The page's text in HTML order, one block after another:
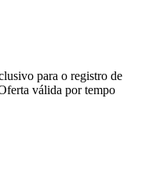
para o registro de
válida por tempo